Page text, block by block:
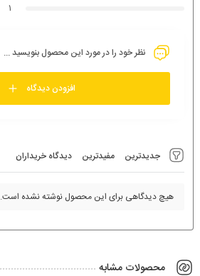
جدیدترین مفیدترین دیدگاه خریداران
هیچ دیدگاهی برای این محصول نوشته نشده است.
1
نظر خود را در مورد این محصول بنویسید ...
افزودن دیدگاه
محصولات مشابه